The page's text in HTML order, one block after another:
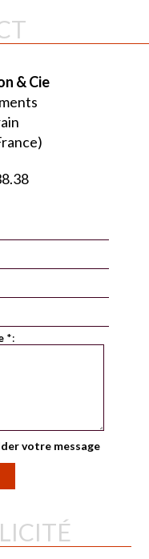
& Cie
*:
votre message